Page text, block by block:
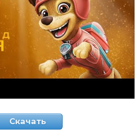
Скачать